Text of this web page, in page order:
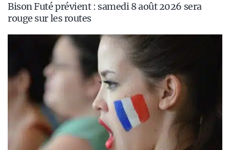
Bison Futé prévient : samedi 8 août 2026 sera
rouge sur les routes